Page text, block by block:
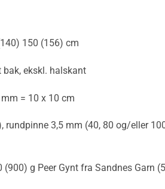
150 (156) cm
ekskl. halskant
= 10 x 10 cm
rundpinne 3,5 mm (40, 80 og/eller
g Peer Gynt fra Sandnes Garn